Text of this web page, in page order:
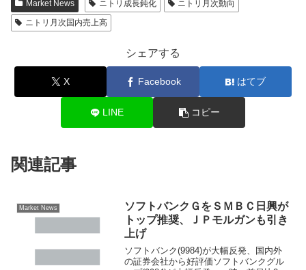
Market News ニトリ成長鈍化
ニトリ月次動向
ニトリ月次国内売上高
シェアする
X Facebook はてブ
LINE コピー
関連記事
Market News
ソフトバンクＧをＳＭＢＣ日興が
トップ推奨、ＪＰモルガンも引き
上げ
ソフトバンク(9984)が大幅反発、国内外
の証券会社から好評価ソフトバンクグル